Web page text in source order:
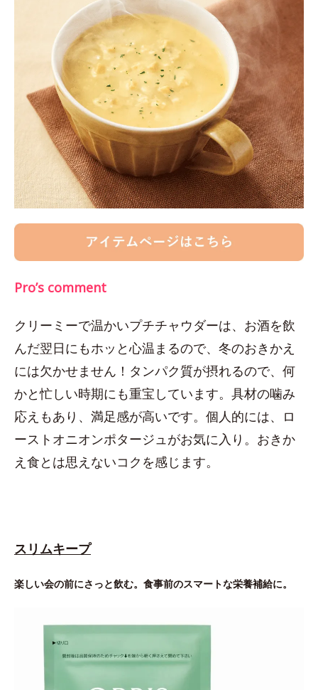
Pro’s comment
クリーミーで温かいプチチャウダーは、お酒を飲
んだ翌日にもホッと心温まるので、冬のおきかえ
には欠かせません！タンパク質が摂れるので、何
かと忙しい時期にも重宝しています。具材の噛み
応えもあり、満足感が高いです。個人的には、ロ
ーストオニオンポタージュがお気に入り。おきか
え食とは思えないコクを感じます。
スリムキープ
楽しい会の前にさっと飲む。食事前のスマートな栄養補給に。